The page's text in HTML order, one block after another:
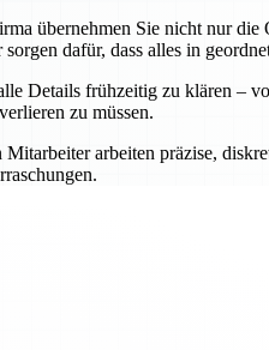
übernehmen Sie nicht nur die
dafür, dass alles in
Details frühzeitig zu klären –
zu müssen.
arbeiten präzise,